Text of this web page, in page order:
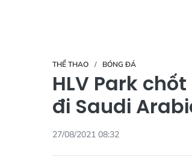
THỂ THAO BÓNG ĐÁ
HLV Park
đi Saudi
27/08/2021 08:32